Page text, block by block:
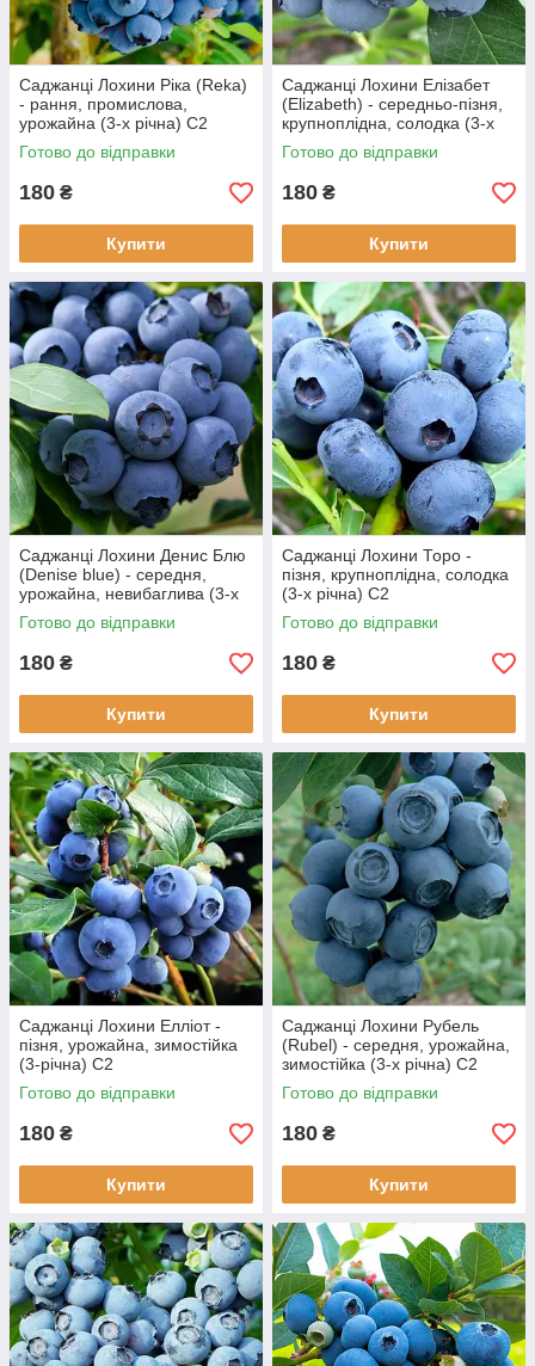
Саджанці Лохини Ріка (Reka)
- рання, промислова,
урожайна (3-х річна) С2
Готово до відправки
180 ₴
Купити
Саджанці Лохини Елізабет
(Elizabeth) - середньо-пізня,
крупноплідна, солодка (3-х
річна) С2
Готово до відправки
180 ₴
Купити
Саджанці Лохини Денис Блю
(Denise blue) - середня,
урожайна, невибаглива (3-х
річна) С2
Готово до відправки
180 ₴
Купити
Саджанці Лохини Торо -
пізня, крупноплідна, солодка
(3-х річна) С2
Готово до відправки
180 ₴
Купити
Саджанці Лохини Елліот -
пізня, урожайна, зимостійка
(3-річна) С2
Готово до відправки
180 ₴
Купити
Саджанці Лохини Рубель
(Rubel) - середня, урожайна,
зимостійка (3-х річна) С2
Готово до відправки
180 ₴
Купити